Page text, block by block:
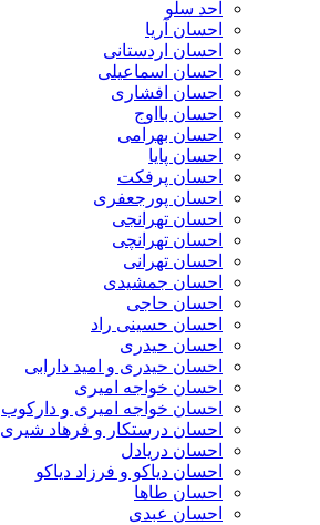
احد سلو
احسان آریا
احسان اردستانی
احسان اسماعیلی
احسان افشاری
احسان بااوج
احسان بهرامی
احسان پایا
احسان پرفکت
احسان پورجعفری
احسان تهرانجی
احسان تهرانچی
احسان تهرانی
احسان جمشیدی
احسان حاجی
احسان حسینی راد
احسان حیدری
احسان حیدری و امید دارابی
احسان خواجه امیری
احسان خواجه امیری و دارکوب
احسان درستكار و فرهاد شيرى
احسان دریادل
احسان دیاکو و فرزاد دیاکو
احسان طاها
احسان عبدی